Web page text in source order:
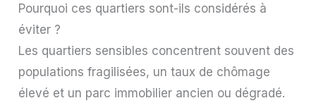
Pourquoi ces quartiers sont-ils considérés à
éviter ?
Les quartiers sensibles concentrent souvent des
populations fragilisées, un taux de chômage
élevé et un parc immobilier ancien ou dégradé.